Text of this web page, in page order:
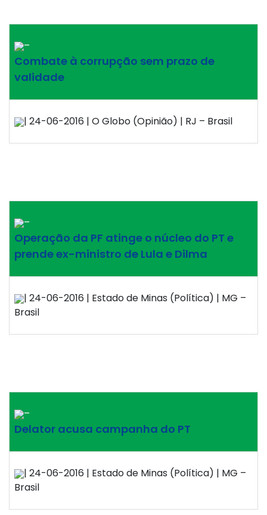
–
Combate à corrupção sem prazo de
validade
| 24-06-2016 | O Globo (Opinião) | RJ – Brasil
–
Operação da PF atinge o núcleo do PT e
prende ex-ministro de Lula e Dilma
| 24-06-2016 | Estado de Minas (Política) | MG –
Brasil
–
Delator acusa campanha do PT
| 24-06-2016 | Estado de Minas (Política) | MG –
Brasil